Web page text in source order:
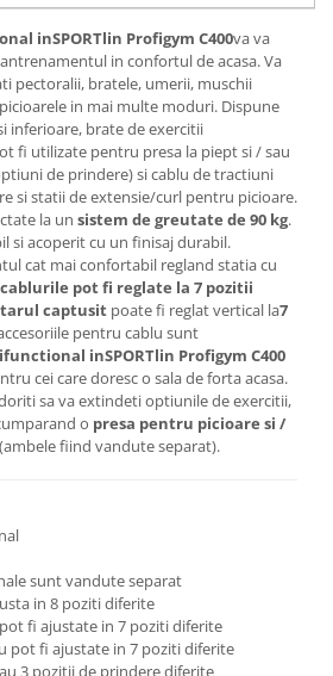
inSPORTlin Profigym C400va va
in confortul de acasa. Va
pectoralii, bratele, umerii, muschii
in mai multe moduri. Dispune
inferioare, brate de exercitii
fi utilizate pentru presa la piept si / sau
de prindere) si cablu de tractiuni
si statii de extensie/curl pentru picioare.
la un sistem de greutate de 90 kg.
si acoperit cu un finisaj durabil.
cat mai confortabil regland statia cu
cablurile pot fi reglate la 7 pozitii
captusit poate fi reglat vertical la7
pentru cablu sunt
inSPORTlin Profigym C400
cei care doresc o sala de forta acasa.
sa va extindeti optiunile de exercitii,
o presa pentru picioare si /
(ambele fiind vandute separat).
sunt vandute separat
in 8 poziti diferite
fi ajustate in 7 poziti diferite
pot fi ajustate in 7 poziti diferite
3 pozitii de prindere diferite